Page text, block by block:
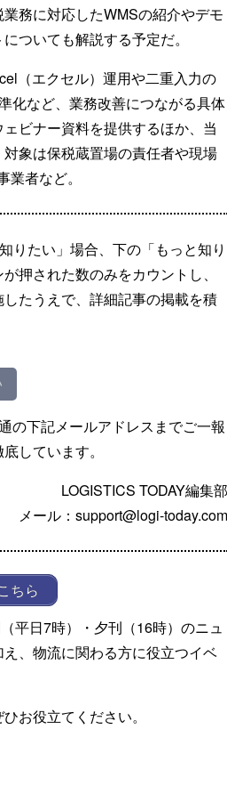
務に対応したWMSの紹介やデモ
ついても解説する予定だ。
（エクセル）運用や二重入力の
化など、業務改善につながる具体
ビナー資料を提供するほか、当
象は保税蔵置場の責任者や現場
者など。
りたい」場合、下の「もっと知り
押された数のみをカウントし、
たうえで、詳細記事の掲載を積
の下記メールアドレスまでご一報
しています。
LOGISTICS TODAY編集部
メール：support@logi-today.com
ちら
平日7時）・夕刊（16時）のニュ
、物流に関わる方に役立つイベ
お役立てください。